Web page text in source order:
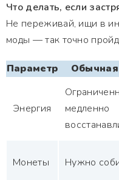
Что делать, если
Не переживай, ищи в
моды — так точно
Параметр
Энергия
медленно
Монеты Нужно